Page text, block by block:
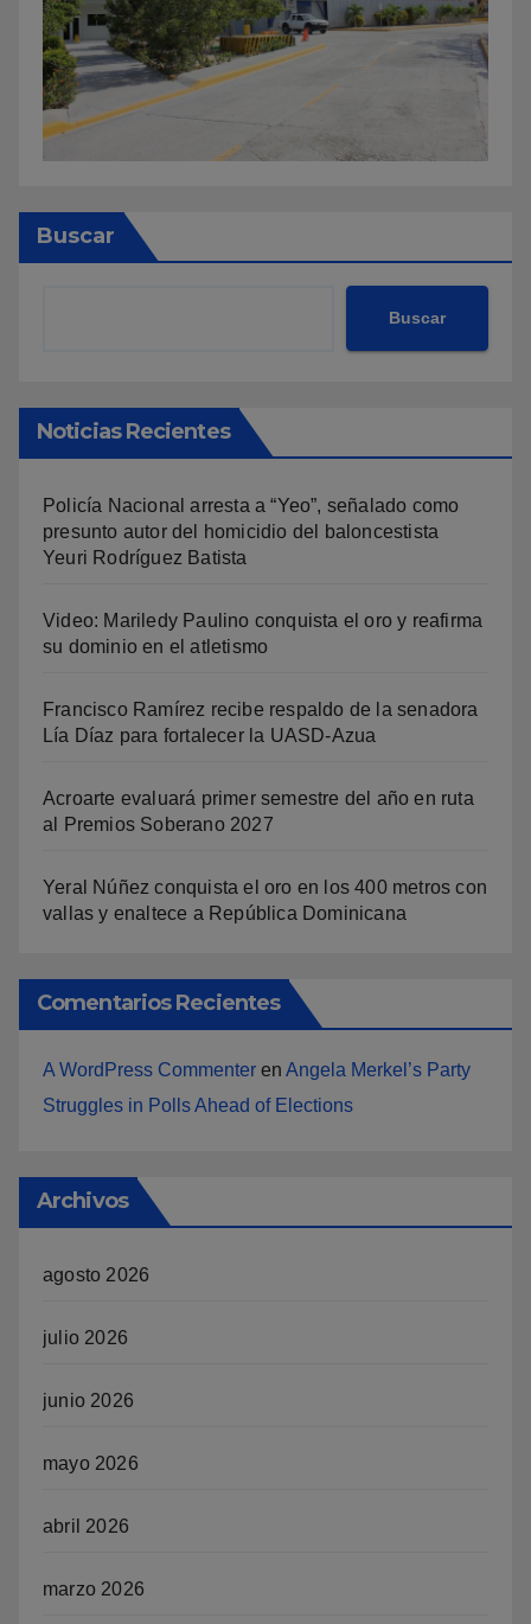
Buscar
Buscar
Noticias Recientes
Policía Nacional arresta a “Yeo”, señalado como
presunto autor del homicidio del baloncestista
Yeuri Rodríguez Batista
Video: Mariledy Paulino conquista el oro y reafirma
su dominio en el atletismo
Francisco Ramírez recibe respaldo de la senadora
Lía Díaz para fortalecer la UASD-Azua
Acroarte evaluará primer semestre del año en ruta
al Premios Soberano 2027
Yeral Núñez conquista el oro en los 400 metros con
vallas y enaltece a República Dominicana
Comentarios Recientes
A WordPress Commenter en Angela Merkel’s Party
Struggles in Polls Ahead of Elections
Archivos
agosto 2026
julio 2026
junio 2026
mayo 2026
abril 2026
marzo 2026